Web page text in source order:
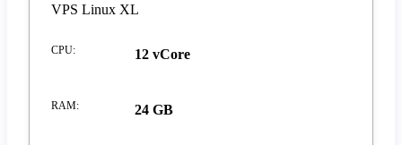
VPS Linux XL
CPU: 12 vCore
RAM: 24 GB